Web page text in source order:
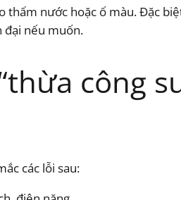
thấm nước hoặc ố màu. Đặc
đại nếu muốn.
công
các lỗi sau: